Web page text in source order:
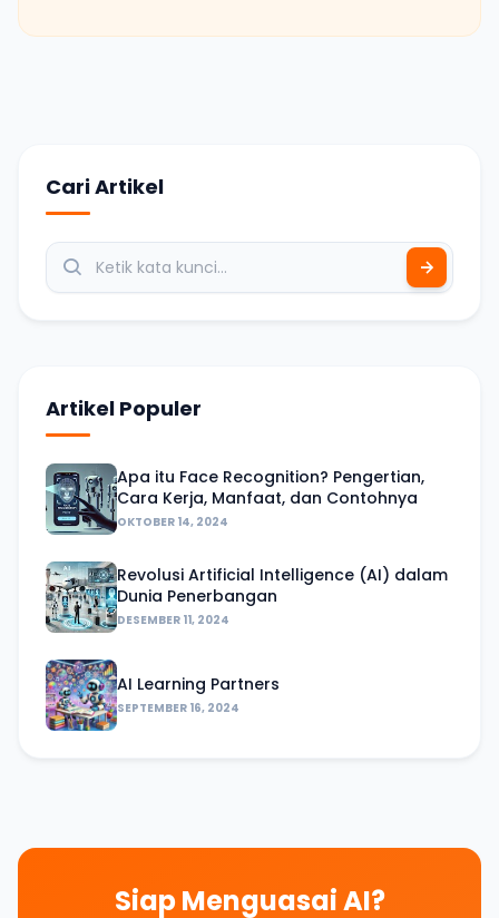
Cari Artikel
Artikel Populer
Apa itu Face Recognition? Pengertian,
Cara Kerja, Manfaat, dan Contohnya
OKTOBER 14, 2024
Revolusi Artificial Intelligence (AI) dalam
Dunia Penerbangan
DESEMBER 11, 2024
AI Learning Partners
SEPTEMBER 16, 2024
Siap Menguasai AI?